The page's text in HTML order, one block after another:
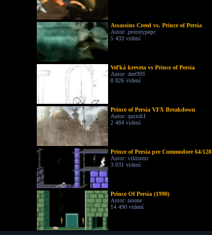
Assassins Creed vs. Prince of Persia
Autor: prototypepc
5 433 videní
Veľká kreveta vs Prince of Persia
Autor: dert991
8 826 videní
Prince of Persia VFX Breakdown
Autor: quixik1
2 484 videní
Prince of Persia pre Commodore 64/128
Autor: viktormt
3 031 videní
Prince Of Persia (1990)
Autor: noone
14 490 videní